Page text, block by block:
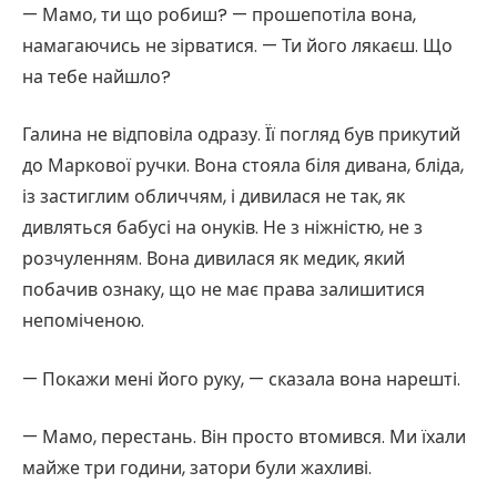
— Мамо, ти що робиш? — прошепотіла вона,
намагаючись не зірватися. — Ти його лякаєш. Що
на тебе найшло?
Галина не відповіла одразу. Її погляд був прикутий
до Маркової ручки. Вона стояла біля дивана, бліда,
із застиглим обличчям, і дивилася не так, як
дивляться бабусі на онуків. Не з ніжністю, не з
розчуленням. Вона дивилася як медик, який
побачив ознаку, що не має права залишитися
непоміченою.
— Покажи мені його руку, — сказала вона нарешті.
— Мамо, перестань. Він просто втомився. Ми їхали
майже три години, затори були жахливі.